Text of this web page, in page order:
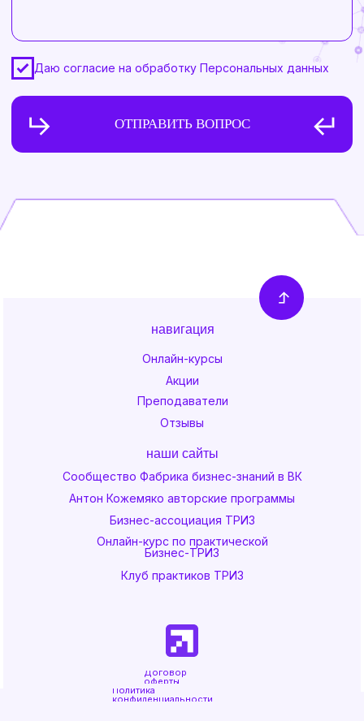
Политика
конфиденциальности
навигация
Онлайн-курсы
Акции
Отзывы
наши сайты
Антон Кожемяко авторские программы
Бизнес-ассоциация ТРИЗ
Онлайн-курс по практической
Бизнес-ТРИЗ
Клуб практиков ТРИЗ
Сообщество Фабрика бизнес-знаний в ВК
Преподаватели
Договор
оферты